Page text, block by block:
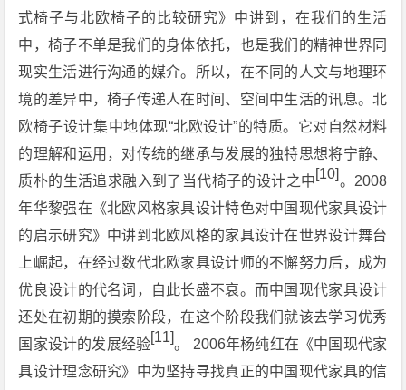
式椅子与北欧椅子的比较研究》中讲到，在我们的生活
中，椅子不单是我们的身体依托，也是我们的精神世界同
现实生活进行沟通的媒介。所以，在不同的人文与地理环
境的差异中，椅子传递人在时间、空间中生活的讯息。北
欧椅子设计集中地体现“北欧设计”的特质。它对自然材料
的理解和运用，对传统的继承与发展的独特思想将宁静、
质朴的生活追求融入到了当代椅子的设计之中[10]。2008
年华黎强在《北欧风格家具设计特色对中国现代家具设计
的启示研究》中讲到北欧风格的家具设计在世界设计舞台
上崛起，在经过数代北欧家具设计师的不懈努力后，成为
优良设计的代名词，自此长盛不衰。而中国现代家具设计
还处在初期的摸索阶段，在这个阶段我们就该去学习优秀
国家设计的发展经验[11]。 2006年杨纯红在《中国现代家
具设计理念研究》中为坚持寻找真正的中国现代家具的信